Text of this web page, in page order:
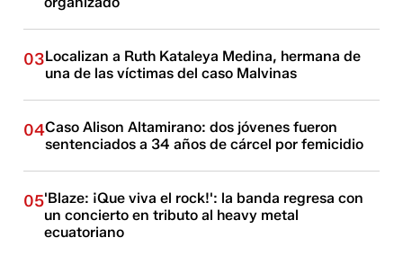
03Localizan a Ruth Kataleya Medina, hermana de
una de las víctimas del caso Malvinas
04Caso Alison Altamirano: dos jóvenes fueron
sentenciados a 34 años de cárcel por femicidio
05'Blaze: ¡Que viva el rock!': la banda regresa con
un concierto en tributo al heavy metal
ecuatoriano